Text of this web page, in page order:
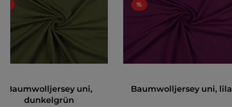
Baumwolljersey uni,
dunkelgrün
%
Baumwolljersey uni, lila